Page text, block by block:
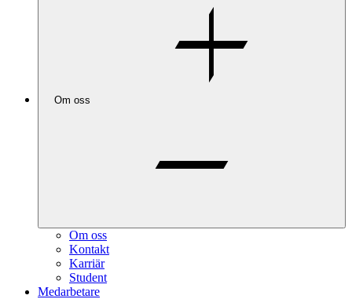
Om oss
Om oss
Kontakt
Karriär
Student
Medarbetare